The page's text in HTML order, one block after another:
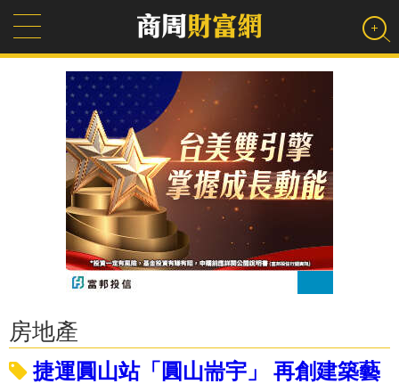
房地產
捷運圓山站「圓山耑宇」 再創建築藝